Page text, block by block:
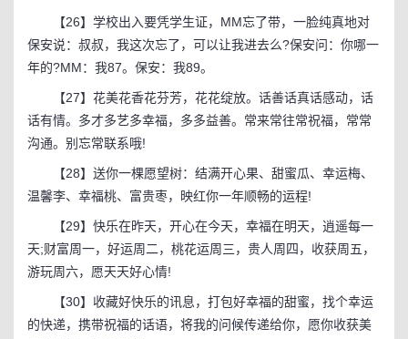
【26】学校出入要凭学生证，MM忘了带，一脸纯真地对
保安说：叔叔，我这次忘了，可以让我进去么?保安问：你哪一
年的?MM：我87。保安：我89。
【27】花美花香花芬芳，花花绽放。话善话真话感动，话
话有情。多才多艺多幸福，多多益善。常来常往常祝福，常常
沟通。别忘常联系哦!
【28】送你一棵愿望树：结满开心果、甜蜜瓜、幸运梅、
温馨李、幸福桃、富贵枣，映红你一年顺畅的运程!
【29】快乐在昨天，开心在今天，幸福在明天，逍遥每一
天;财富周一，好运周二，桃花运周三，贵人周四，收获周五，
游玩周六，愿天天好心情!
【30】收藏好快乐的讯息，打包好幸福的甜蜜，找个幸运
的快递，携带祝福的话语，将我的问候传递给你，愿你收获美